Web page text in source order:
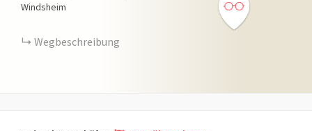
Windsheim
Wegbeschreibung